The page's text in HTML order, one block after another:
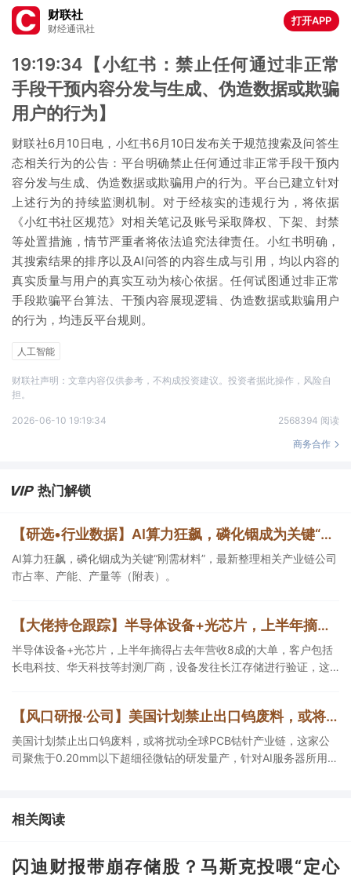
财联社
财经通讯社
打开APP
19:19:34【小红书：禁止任何通过非正常
手段干预内容分发与生成、伪造数据或欺骗
用户的行为】
财联社6月10日电，小红书6月10日发布关于规范搜索及问答生
态相关行为的公告：平台明确禁止任何通过非正常手段干预内
容分发与生成、伪造数据或欺骗用户的行为。平台已建立针对
上述行为的持续监测机制。对于经核实的违规行为，将依据
《小红书社区规范》对相关笔记及账号采取降权、下架、封禁
等处置措施，情节严重者将依法追究法律责任。小红书明确，
其搜索结果的排序以及AI问答的内容生成与引用，均以内容的
真实质量与用户的真实互动为核心依据。任何试图通过非正常
手段欺骗平台算法、干预内容展现逻辑、伪造数据或欺骗用户
的行为，均违反平台规则。
人工智能
财联社声明：文章内容仅供参考，不构成投资建议。投资者据此操作，风险自
担。
2026-06-10 19:19:34
2568394 阅读
商务合作
热门解锁
【研选•行业数据】AI算力狂飙，磷化铟成为关键“刚需材料”，最新整理相关产业链公司市占率、产能、产量等（附表）
AI算力狂飙，磷化铟成为关键“刚需材料”，最新整理相关产业链公司
市占率、产能、产量等（附表）。
【大佬持仓跟踪】半导体设备+光芯片，上半年摘得占去年营收8成的大单，客户包括长电科技、华天科技等封测厂商，设备发往长江存储进行验证，这家公司细分设备国内市占率第一
半导体设备+光芯片，上半年摘得占去年营收8成的大单，客户包括
长电科技、华天科技等封测厂商，设备发往长江存储进行验证，这
【风口研报·公司】美国计划禁止出口钨废料，或将扰动全球PCB钴针产业链，这家公司深度绑定AI服务器需求，计划2027底将月产能提升400%
美国计划禁止出口钨废料，或将扰动全球PCB钴针产业链，这家公
司聚焦于0.20mm以下超细径微钻的研发量产，针对AI服务器所用的
相关阅读
闪迪财报带崩存储股？马斯克投喂“定心